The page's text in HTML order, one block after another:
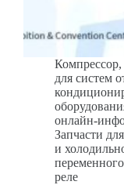
Компрессор,
для систем
онлайн-
Запчасти
и
реле